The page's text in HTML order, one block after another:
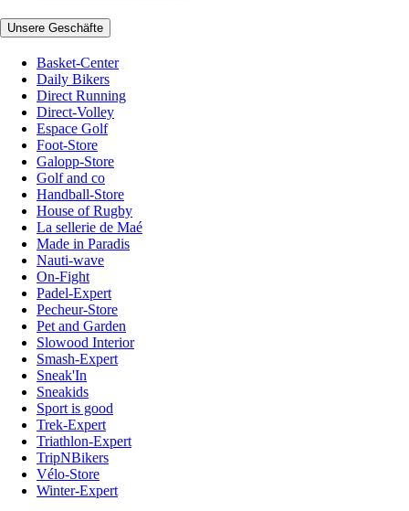
Unsere Geschäfte
Basket-Center
Daily Bikers
Direct Running
Direct-Volley
Espace Golf
Foot-Store
Galopp-Store
Golf and co
Handball-Store
House of Rugby
La sellerie de Maé
Made in Paradis
Nauti-wave
On-Fight
Padel-Expert
Pecheur-Store
Pet and Garden
Slowood Interior
Smash-Expert
Sneak'In
Sneakids
Sport is good
Trek-Expert
Triathlon-Expert
TripNBikers
Vélo-Store
Winter-Expert